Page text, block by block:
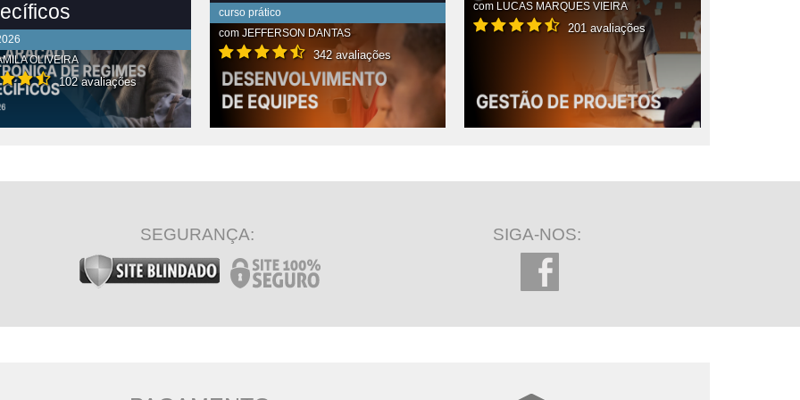
OLIVEIRA
102 avaliações
curso prático
com JEFFERSON DANTAS
342 avaliações
CONTEÚDO COMPLETO
com LUCAS MARQUES VIEIRA
201 avaliações
VER CONTEÚDO COMPLETO
SEGURANÇA: SIGA-NOS: